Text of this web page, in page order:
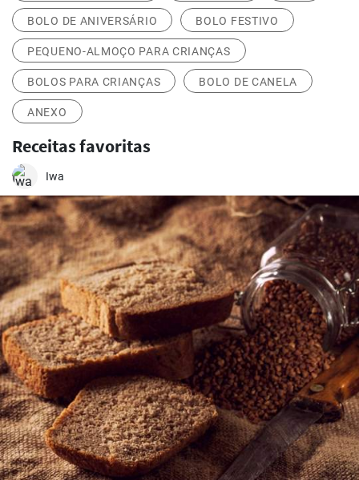
BOLO DE ANIVERSÁRIO BOLO FESTIVO
PEQUENO-ALMOÇO PARA CRIANÇAS
BOLOS PARA CRIANÇAS BOLO DE CANELA
ANEXO
Receitas favoritas
Iwa